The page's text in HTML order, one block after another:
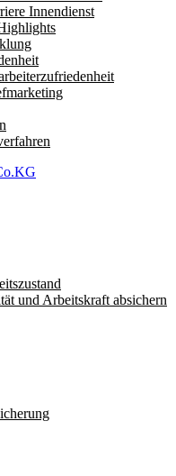
Innendienst
und Arbeitskraft absichern